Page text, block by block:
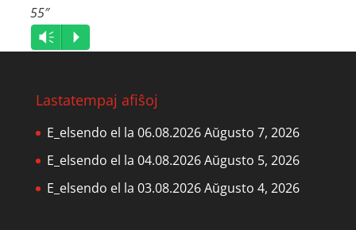
55″
Audio
Player
Vm P
Lastatempaj afiŝoj
E_elsendo el la 06.08.2026Aŭgusto 7, 2026
E_elsendo el la 04.08.2026Aŭgusto 5, 2026
E_elsendo el la 03.08.2026Aŭgusto 4, 2026